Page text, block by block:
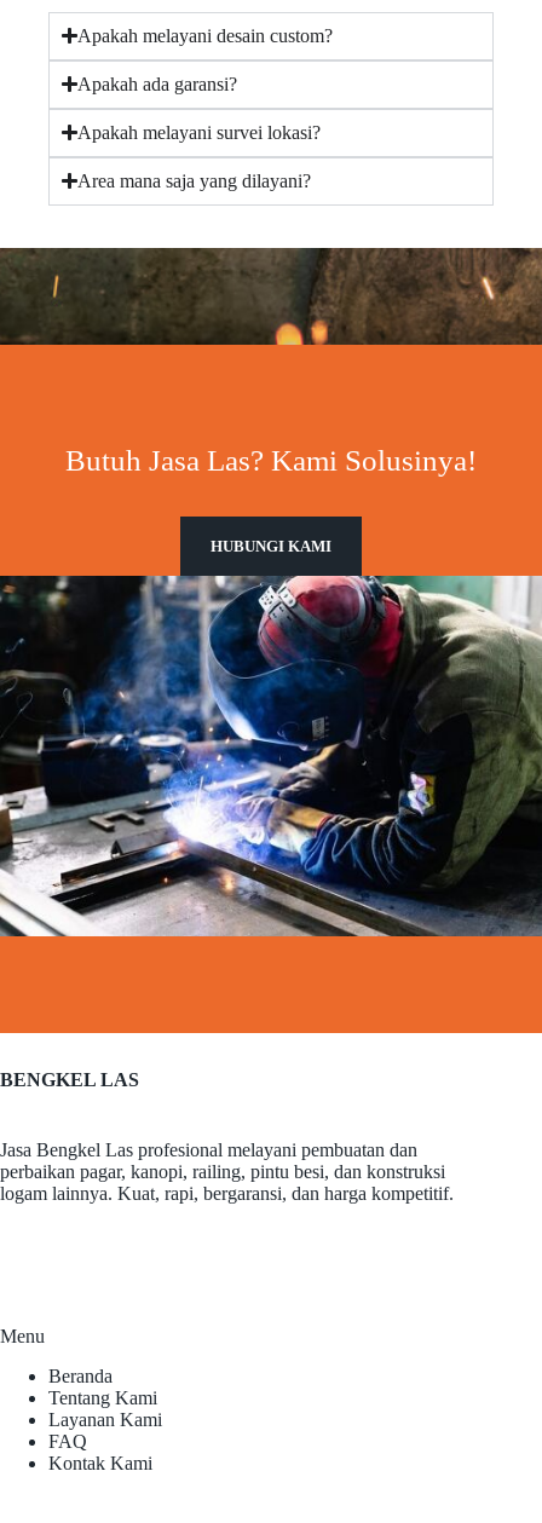
Apakah melayani desain custom?
Apakah ada garansi?
Apakah melayani survei lokasi?
Area mana saja yang dilayani?
Butuh Jasa Las? Kami Solusinya!
HUBUNGI KAMI
BENGKEL LAS
Jasa Bengkel Las profesional melayani pembuatan dan
perbaikan pagar, kanopi, railing, pintu besi, dan konstruksi
logam lainnya. Kuat, rapi, bergaransi, dan harga kompetitif.
Menu
Beranda
Tentang Kami
Layanan Kami
FAQ
Kontak Kami